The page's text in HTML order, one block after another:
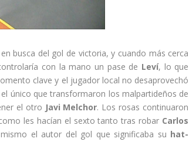
busca del gol de victoria, y cuando más cerca
con la mano un pase de Leví, lo que
clave y el jugador local no desaprovechó
único que transformaron los malpartideños de
el otro Javi Melchor. Los rosas continuaron
les hacían el sexto tanto tras robar Carlos
el autor del gol que significaba su hat-